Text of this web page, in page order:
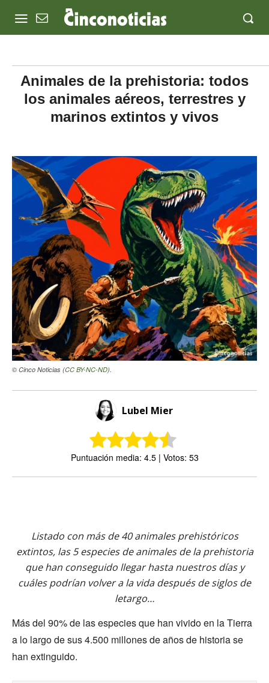
Animales de la prehistoria: todos
los animales aéreos, terrestres y
marinos extintos y vivos
© Cinco Noticias (CC BY-NC-ND).
Lubel Mier
Puntuación media: 4.5 | Votos: 53
Listado con más de 40 animales prehistóricos
extintos, las 5 especies de animales de la prehistoria
que han conseguido llegar hasta nuestros días y
cuáles podrían volver a la vida después de siglos de
letargo…
Más del 90% de las especies que han vivido en la Tierra
a lo largo de sus 4.500 millones de años de historia se
han extinguido.